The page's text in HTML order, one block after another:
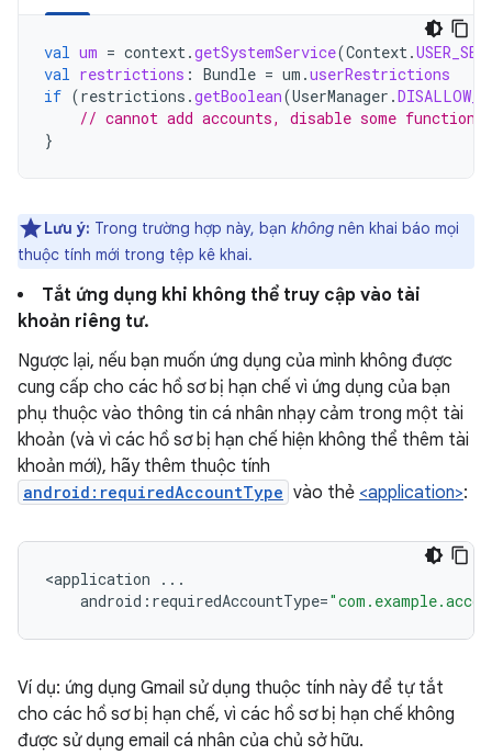
val um = context.getSystemService(Context.
val restrictions : Bundle = um .userRestrictions
if (restrictions .getBoolean(UserManager .
// cannot add accounts, disable some
}
Lưu ý: Trong trường hợp này, bạn không nên khai báo mọi
thuộc tính mới trong tệp kê khai.
Tắt ứng dụng khi không thể truy cập vào tài
khoản riêng tư.
Ngược lại, nếu bạn muốn ứng dụng của mình không được
cung cấp cho các hồ sơ bị hạn chế vì ứng dụng của bạn
phụ thuộc vào thông tin cá nhân nhạy cảm trong một tài
khoản (và vì các hồ sơ bị hạn chế hiện không thể thêm tài
khoản mới), hãy thêm thuộc tính
android:requiredAccountType vào thẻ <application>:
<application
...
android : requiredAccountType=
Ví dụ: ứng dụng Gmail sử dụng thuộc tính này để tự tắt
cho các hồ sơ bị hạn chế, vì các hồ sơ bị hạn chế không
được sử dụng email cá nhân của chủ sở hữu.